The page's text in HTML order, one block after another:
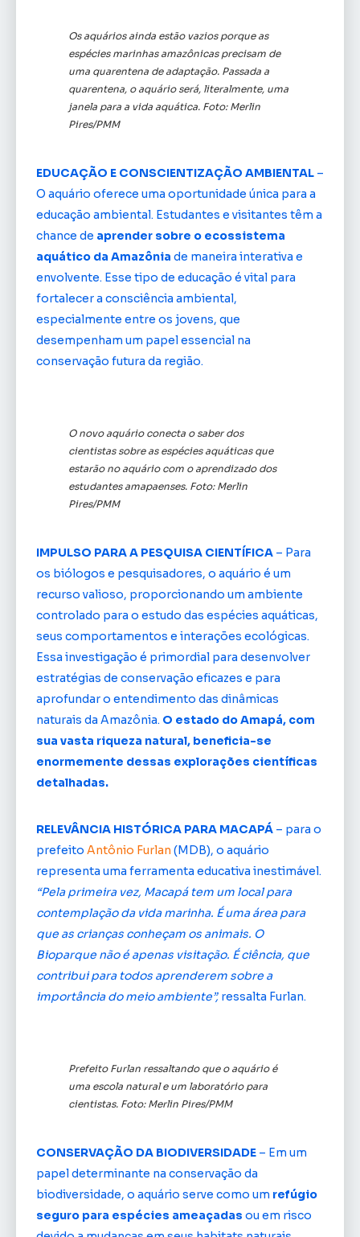
Os aquários ainda estão vazios porque as
espécies marinhas amazônicas precisam de
uma quarentena de adaptação. Passada a
quarentena, o aquário será, literalmente, uma
janela para a vida aquática. Foto: Merlin
Pires/PMM
EDUCAÇÃO E CONSCIENTIZAÇÃO AMBIENTAL –
O aquário oferece uma oportunidade única para a
educação ambiental. Estudantes e visitantes têm a
chance de aprender sobre o ecossistema
aquático da Amazônia de maneira interativa e
envolvente. Esse tipo de educação é vital para
fortalecer a consciência ambiental,
especialmente entre os jovens, que
desempenham um papel essencial na
conservação futura da região.
O novo aquário conecta o saber dos
cientistas sobre as espécies aquáticas que
estarão no aquário com o aprendizado dos
estudantes amapaenses. Foto: Merlin
Pires/PMM
IMPULSO PARA A PESQUISA CIENTÍFICA – Para
os biólogos e pesquisadores, o aquário é um
recurso valioso, proporcionando um ambiente
controlado para o estudo das espécies aquáticas,
seus comportamentos e interações ecológicas.
Essa investigação é primordial para desenvolver
estratégias de conservação eficazes e para
aprofundar o entendimento das dinâmicas
naturais da Amazônia. O estado do Amapá, com
sua vasta riqueza natural, beneficia-se
enormemente dessas explorações científicas
detalhadas.
RELEVÂNCIA HISTÓRICA PARA MACAPÁ – para o
prefeito Antônio Furlan (MDB), o aquário
representa uma ferramenta educativa inestimável.
“Pela primeira vez, Macapá tem um local para
contemplação da vida marinha. É uma área para
que as crianças conheçam os animais. O
Bioparque não é apenas visitação. É ciência, que
contribui para todos aprenderem sobre a
importância do meio ambiente”, ressalta Furlan.
Prefeito Furlan ressaltando que o aquário é
uma escola natural e um laboratório para
cientistas. Foto: Merlin Pires/PMM
CONSERVAÇÃO DA BIODIVERSIDADE – Em um
papel determinante na conservação da
biodiversidade, o aquário serve como um refúgio
seguro para espécies ameaçadas ou em risco